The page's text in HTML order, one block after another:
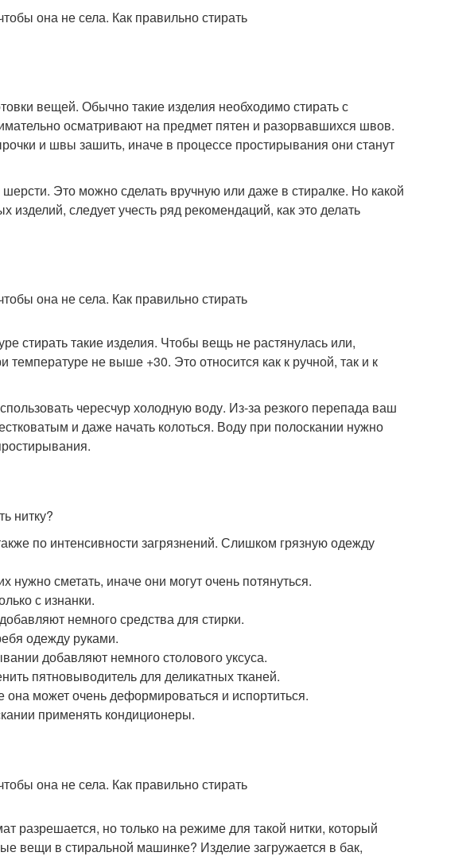
вещей. Обычно такие изделия необходимо стирать с
осматривают на предмет пятен и разорвавшихся швов.
и швы зашить, иначе в процессе простирывания они станут
Это можно сделать вручную или даже в стиралке. Но какой
следует учесть ряд рекомендаций, как это делать
стирать такие изделия. Чтобы вещь не растянулась или,
температуре не выше +30. Это относится как к ручной, так и к
чересчур холодную воду. Из-за резкого перепада ваш
и даже начать колоться. Воду при полоскании нужно
нитку?
по интенсивности загрязнений. Слишком грязную одежду
нужно сметать, иначе они могут очень потянуться.
с изнанки.
немного средства для стирки.
одежду руками.
добавляют немного столового уксуса.
пятновыводитель для деликатных тканей.
может очень деформироваться и испортиться.
применять кондиционеры.
разрешается, но только на режиме для такой нитки, который
вещи в стиральной машинке? Изделие загружается в бак,